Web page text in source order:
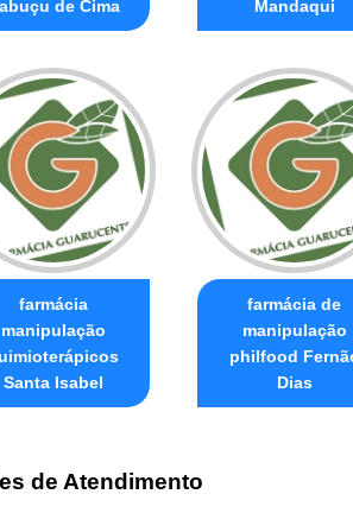
de Cima Mandaqui
farmácia
manipulação
Santa Isabel
farmácia de
manipulação
philfood
Dias
de Atendimento